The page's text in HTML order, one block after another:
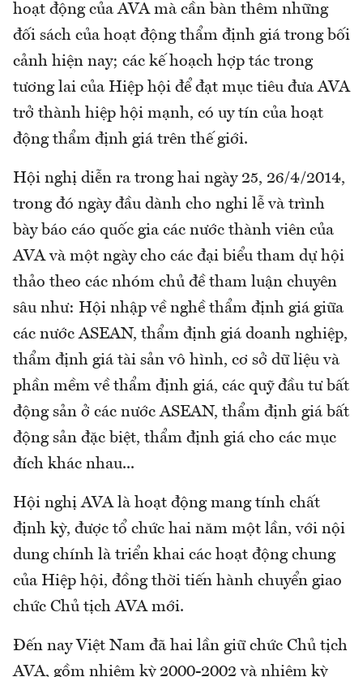
hoạt động của AVA mà cần bàn thêm những
đối sách của hoạt động thẩm định giá trong bối
cảnh hiện nay; các kế hoạch hợp tác trong
tương lai của Hiệp hội để đạt mục tiêu đưa AVA
trở thành hiệp hội mạnh, có uy tín của hoạt
động thẩm định giá trên thế giới.
Hội nghị diễn ra trong hai ngày 25, 26/4/2014,
trong đó ngày đầu dành cho nghi lễ và trình
bày báo cáo quốc gia các nước thành viên của
AVA và một ngày cho các đại biểu tham dự hội
thảo theo các nhóm chủ đề tham luận chuyên
sâu như: Hội nhập về nghề thẩm định giá giữa
các nước ASEAN, thẩm định giá doanh nghiệp,
thẩm định giá tài sản vô hình, cơ sở dữ liệu và
phần mềm về thẩm định giá, các quỹ đầu tư bất
động sản ở các nước ASEAN, thẩm định giá bất
động sản đặc biệt, thẩm định giá cho các mục
đích khác nhau...
Hội nghị AVA là hoạt động mang tính chất
định kỳ, được tổ chức hai năm một lần, với nội
dung chính là triển khai các hoạt động chung
của Hiệp hội, đồng thời tiến hành chuyển giao
chức Chủ tịch AVA mới.
Đến nay Việt Nam đã hai lần giữ chức Chủ tịch
AVA, gồm nhiệm kỳ 2000-2002 và nhiệm kỳ